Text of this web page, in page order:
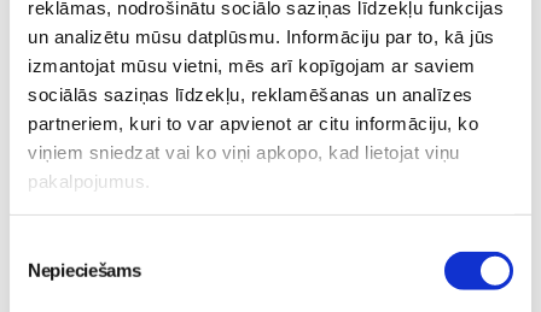
reklāmas, nodrošinātu sociālo saziņas līdzekļu funkcijas
un analizētu mūsu datplūsmu. Informāciju par to, kā jūs
izmantojat mūsu vietni, mēs arī kopīgojam ar saviem
sociālās saziņas līdzekļu, reklamēšanas un analīzes
partneriem, kuri to var apvienot ar citu informāciju, ko
viņiem sniedzat vai ko viņi apkopo, kad lietojat viņu
pakalpojumus.
izvēle
Nepieciešams
„LEĢENDĀRIE” - episks
piedzīvojums visai
ģimenei kinoteātros no